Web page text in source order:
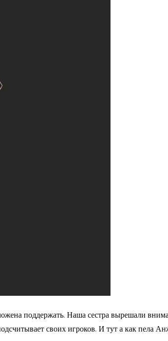
поддержать. Наша сестра вырешали
своих игроков. И тут а как пела